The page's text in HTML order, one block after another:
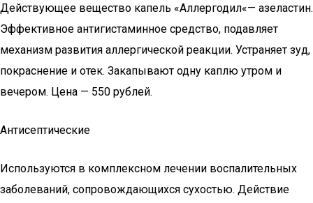
Действующее вещество капель «Аллергодил«— азеластин.
Эффективное антигистаминное средство, подавляет
механизм развития аллергической реакции. Устраняет зуд,
покраснение и отек. Закапывают одну каплю утром и
вечером. Цена — 550 рублей.
Антисептические
Используются в комплексном лечении воспалительных
заболеваний, сопровождающихся сухостью. Действие